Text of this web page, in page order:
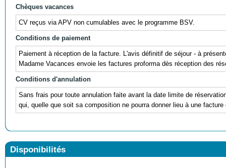
Chèques vacances
CV reçus via APV non cumulables avec le programme BSV.
Conditions de paiement
Paiement à réception de la facture. L'avis définitif de séjour - à
Madame Vacances envoie les factures proforma dès réception des
Conditions d'annulation
Sans frais pour toute annulation faite avant la date limite de
qui, quelle que soit sa composition ne pourra donner lieu à une
Disponibilités